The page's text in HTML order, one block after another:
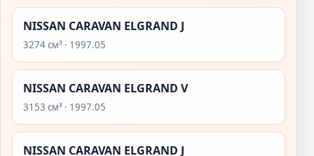
NISSAN CARAVAN ELGRAND J
3274 см³ · 1997.05
NISSAN CARAVAN ELGRAND V
3153 см³ · 1997.05
NISSAN CARAVAN ELGRAND J